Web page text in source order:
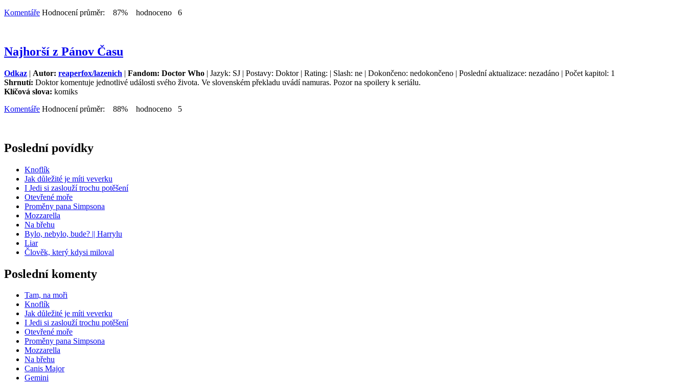
Komentáře Hodnocení průměr: 87% hodnoceno 6
Najhorší z Pánov Času
Odkaz | Autor: reaperfox/lazenich | Fandom: Doctor Who | Jazyk: SJ | Postavy: Doktor | Rating: | Slash: ne | Dokončeno: nedokončeno | Poslední aktualizace: nezadáno | Počet kapitol: 1
Shrnutí: Doktor komentuje jednotlivé události svého života. Ve slovenském překladu uvádí namuras. Pozor na spoilery k seriálu.
Klíčová slova: komiks
Komentáře Hodnocení průměr: 88% hodnoceno 5
Poslední povídky
Knoflík
Jak důležité je míti veverku
I Jedi si zaslouží trochu potěšení
Otevřené moře
Proměny pana Simpsona
Mozzarella
Na břehu
Bylo, nebylo, bude? || Harrylu
Liar
Člověk, který kdysi miloval
Poslední komenty
Tam, na moři
Knoflík
Jak důležité je míti veverku
I Jedi si zaslouží trochu potěšení
Otevřené moře
Proměny pana Simpsona
Mozzarella
Na břehu
Canis Major
Gemini